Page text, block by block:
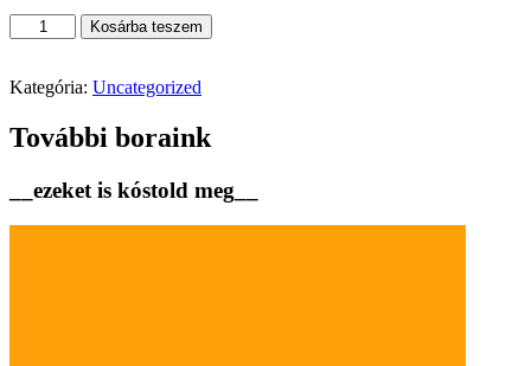
Élmény-
Szüret
mennyiség
Kosárba teszem
Kategória: Uncategorized
További boraink
__ezeket is kóstold meg__